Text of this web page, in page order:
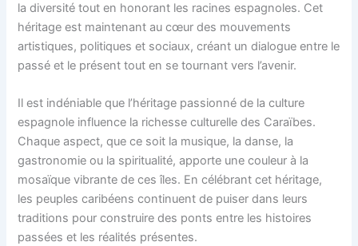
la diversité tout en honorant les racines espagnoles. Cet
héritage est maintenant au cœur des mouvements
artistiques, politiques et sociaux, créant un dialogue entre le
passé et le présent tout en se tournant vers l’avenir.
Il est indéniable que l’héritage passionné de la culture
espagnole influence la richesse culturelle des Caraïbes.
Chaque aspect, que ce soit la musique, la danse, la
gastronomie ou la spiritualité, apporte une couleur à la
mosaïque vibrante de ces îles. En célébrant cet héritage,
les peuples caribéens continuent de puiser dans leurs
traditions pour construire des ponts entre les histoires
passées et les réalités présentes.